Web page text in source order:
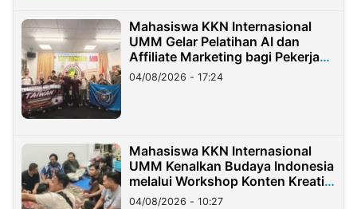
Mahasiswa KKN Internasional
UMM Gelar Pelatihan AI dan
Affiliate Marketing bagi Pekerja
Migran Indonesia di Taiwan
04/08/2026 - 17:24
Mahasiswa KKN Internasional
UMM Kenalkan Budaya Indonesia
melalui Workshop Konten Kreatif
di Taiwan
04/08/2026 - 10:27